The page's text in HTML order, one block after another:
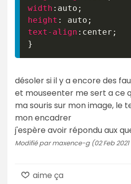
width : auto ;
height : auto ;
text-align : center ;
}
désoler si il y a encore des
et mouseenter me sert a ce
ma souris sur mon image, le
mon encadrer
j'espère avoir répondu aux
Modifié par maxence-g (02 Feb 2021
aime ça